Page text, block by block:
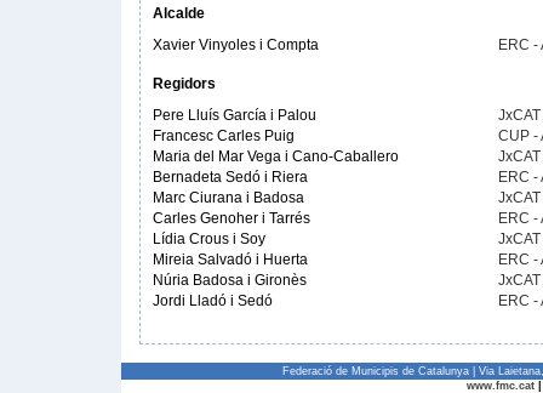
Alcalde
Xavier Vinyoles i Compta
ERC -
Regidors
Pere Lluís García i Palou
Francesc Carles Puig
CUP -
Maria del Mar Vega i Cano-Caballero
Bernadeta Sedó i Riera
ERC -
Marc Ciurana i Badosa
Carles Genoher i Tarrés
ERC -
Lídia Crous i Soy
Mireia Salvadó i Huerta
ERC -
Núria Badosa i Gironès
Jordi Lladó i Sedó
ERC -
Federació de Municipis de Catalunya | Via
www.fmc.cat